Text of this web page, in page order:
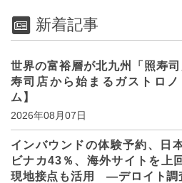
新着記事
世界の富裕層が北九州「照寿
寿司店から始まるガストロ
ム】
2026年08月07日
インバウンドの体験予約、日
ビナカ43％、海外サイトを上
現地接点も活用 ―デロイト調